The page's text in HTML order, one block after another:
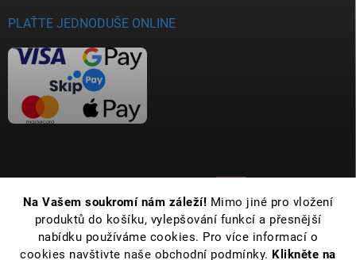
Na Vašem soukromí nám záleží! Mimo jiné pro vložení
produktů do košíku, vylepšování funkcí a přesnější
nabídku používáme cookies. Pro více informací o
cookies navštivte naše obchodní podmínky. Klikněte na
PLAŤTE JEDNODUŠE ONLINE